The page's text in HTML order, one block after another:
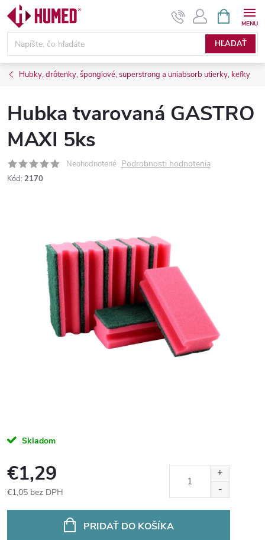
Prejsť
obsah
HĽADAŤ
KOŠÍK
Hubky, drôtenky, špongiové, superstrong a uniabsorb utierky, kefky
Hubka tvarovaná GASTRO
MAXI 5ks
Neohodnotené Podrobnosti hodnotenia
Kód: 2170
Skladom
€1,29
€1,05 bez DPH
PRIDAŤ DO KOŠÍKA